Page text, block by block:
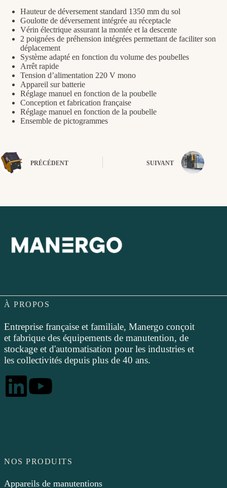
Hauteur de déversement standard 1350 mm du sol
Goulotte de déversement intégrée au réceptacle
Vérin électrique assurant la montée et la descente
2 poignées de préhension intégrées permettant de faciliter son
déplacement
Système adapté en fonction du volume des poubelles
Arrêt rapide
Tension d’alimentation 220 V mono
Appareil sur batterie
Réglage manuel en fonction de la poubelle
Conception et fabrication française
Réglage manuel en fonction de la poubelle
Ensemble de pictogrammes
PRÉCÉDENT SUIVANT
À PROPOS
Entreprise française et familiale, Manergo conçoit
et fabrique des équipements de manutention, de
stockage et d'automatisation pour les industries et
les collectivités depuis plus de 40 ans.
NOS PRODUITS
Appareils de manutentions